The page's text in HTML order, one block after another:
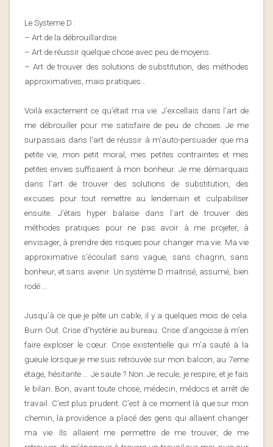
Le Systeme D :
– Art de la débrouillardise.
– Art de réussir quelque chose avec peu de moyens.
– Art de trouver des solutions de substitution, des méthodes
approximatives, mais pratiques…
Voilà exactement ce qu’était ma vie. J’excellais dans l’art de
me débrouiller pour me satisfaire de peu de choses. Je me
surpassais dans l’art de réussir à m’auto-persuader que ma
petite vie, mon petit moral, mes petites contraintes et mes
petites envies suffisaient à mon bonheur. Je me démarquais
dans l’art de trouver des solutions de substitution, des
excuses pour tout remettre au lendemain et culpabiliser
ensuite. J’étais hyper balaise dans l’art de trouver des
méthodes pratiques pour ne pas avoir à me projeter, à
envisager, à prendre des risques pour changer ma vie. Ma vie
approximative s’écoulait sans vague, sans chagrin, sans
bonheur, et sans avenir. Un système D maitrisé, assumé, bien
rodé …
Jusqu’à ce que je pète un cable, il y a quelques mois de cela.
Burn Out. Crise d’hystérie au bureau. Crise d’angoisse à m’en
faire exploser le cœur. Crise existentielle qui m’a sauté à la
gueule lorsque je me suis retrouvée sur mon balcon, au 7eme
étage, hésitante … Je saute ? Non. Je recule, je respire, et je fais
le bilan. Bon, avant toute chose, médecin, médocs et arrêt de
travail. C’est plus prudent. C’est à ce moment là que sur mon
chemin, la providence a placé des gens qui allaient changer
ma vie. Ils allaient me permettre de me trouver, de me